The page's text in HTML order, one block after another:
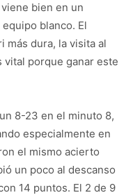
bien en un
blanco. El
más dura, la visita al
vital porque ganar este
8-23 en el minuto 8,
especialmente en
el mismo acierto
un poco al descanso
14 puntos. El 2 de 9